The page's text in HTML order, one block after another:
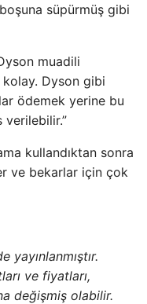
süpürmüş gibi
muadili
kolay. Dyson gibi
ödemek yerine bu
verilebilir.”
kullandıktan sonra
ve bekarlar için çok
ve fiyatları,
değişmiş olabilir.